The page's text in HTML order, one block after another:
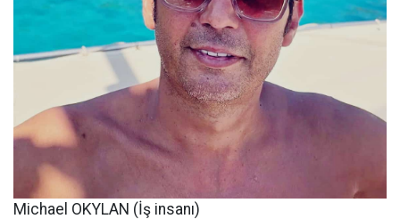
Michael OKYLAN (İş insanı)